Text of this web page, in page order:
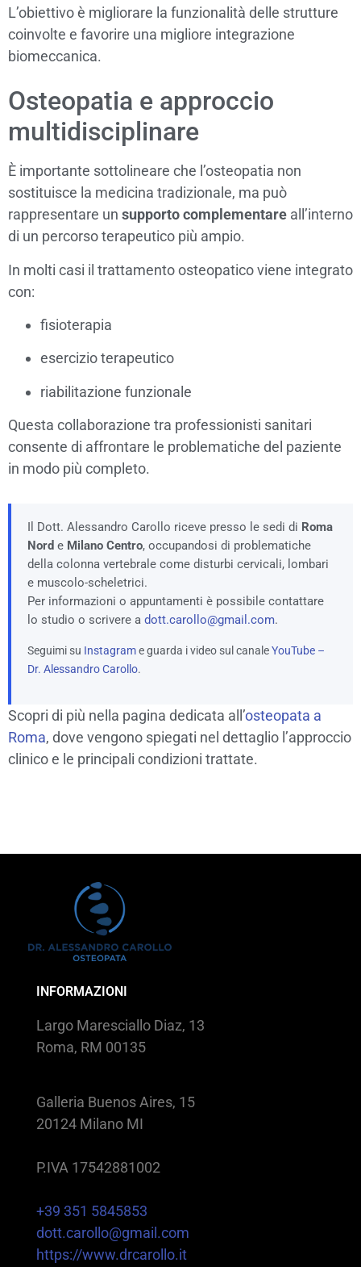
L’obiettivo è migliorare la funzionalità delle strutture
coinvolte e favorire una migliore integrazione
biomeccanica.
Osteopatia e approccio
multidisciplinare
È importante sottolineare che l’osteopatia non
sostituisce la medicina tradizionale, ma può
rappresentare un supporto complementare all’interno
di un percorso terapeutico più ampio.
In molti casi il trattamento osteopatico viene integrato
con:
fisioterapia
esercizio terapeutico
riabilitazione funzionale
Questa collaborazione tra professionisti sanitari
consente di affrontare le problematiche del paziente
in modo più completo.
Il Dott. Alessandro Carollo riceve presso le sedi di Roma
Nord e Milano Centro, occupandosi di problematiche
della colonna vertebrale come disturbi cervicali, lombari
e muscolo-scheletrici.
Per informazioni o appuntamenti è possibile contattare
lo studio o scrivere a dott.carollo@gmail.com.
Seguimi su Instagrame guarda i video sul canaleYouTube –
Dr. Alessandro Carollo.
Scopri di più nella pagina dedicata all’osteopata a
Roma, dove vengono spiegati nel dettaglio l’approccio
clinico e le principali condizioni trattate.
INFORMAZIONI
Largo Maresciallo Diaz, 13
Roma, RM 00135
Galleria Buenos Aires, 15
20124 Milano MI
P.IVA 17542881002
+39 351 5845853
dott.carollo@gmail.com
https://www.drcarollo.it